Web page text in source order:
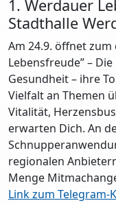
1. Werdauer
Stadthalle
Am 24.9. öffnet
Lebensfreude” –
Gesundheit – ihre
Vielfalt an Themen
Vitalität,
erwarten Dich. An
regionalen
Menge
Link zum Telegram-